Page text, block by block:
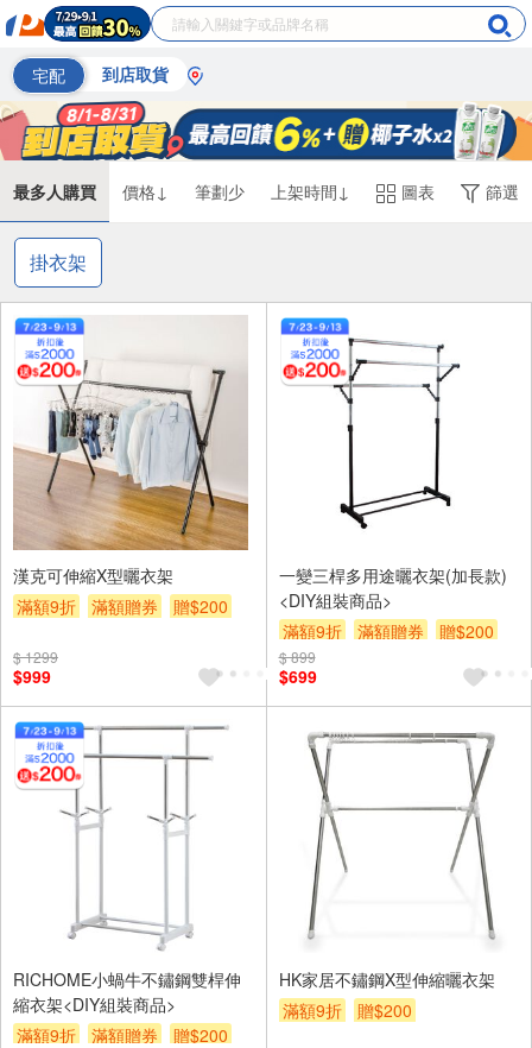
宅配 到店取貨
最多人購買 價格↓ 筆劃少 上架時間↓ 圖表 篩選
掛衣架
漢克可伸縮X型曬衣架
滿額9折
滿額贈券 贈$200
$ 1299
$999
一變三桿多用途曬衣架(加長款)
<DIY組裝商品>
滿額9折
滿額贈券 贈$200
$ 899
$699
RICHOME小蝸牛不鏽鋼雙桿伸
縮衣架<DIY組裝商品>
滿額9折
滿額贈券 贈$200
HK家居不鏽鋼X型伸縮曬衣架
滿額9折
贈$200